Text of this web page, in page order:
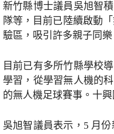
新竹縣博士議員吳旭智
隊等，目前已陸續啟動
驗區，吸引許多親子同
目前已有多所竹縣學校
學習，從學習無人機的
的無人機足球賽事。十
吳旭智議員表示，5 月